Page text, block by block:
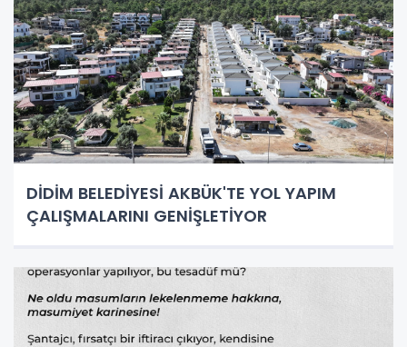
DİDİM BELEDİYESİ AKBÜK'TE YOL YAPIM
ÇALIŞMALARINI GENİŞLETİYOR